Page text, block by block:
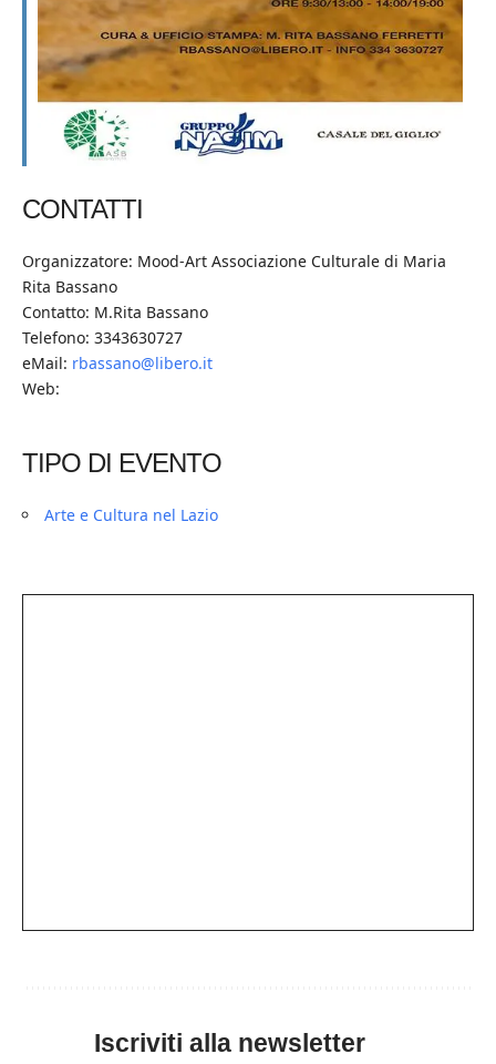
CONTATTI
Organizzatore: Mood-Art Associazione Culturale di Maria
Rita Bassano
Contatto: M.Rita Bassano
Telefono: 3343630727
eMail: rbassano@libero.it
Web:
TIPO DI EVENTO
Arte e Cultura nel Lazio
Iscriviti alla newsletter